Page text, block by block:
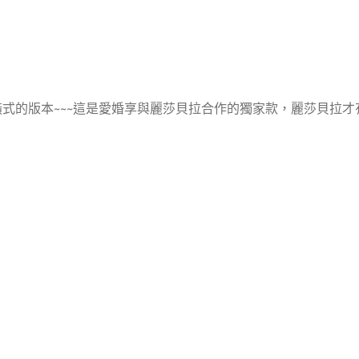
的版本~~~這是愛婚享與麗莎貝拉合作的獨家款，麗莎貝拉才